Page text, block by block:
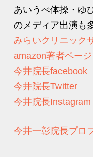
あいうべ体操・ゆ
のメディア出演も
みらいクリニック
amazon著者ページ
今井院長facebook
今井院長Twitter
今井院長Instagram
今井一彰院長プロ